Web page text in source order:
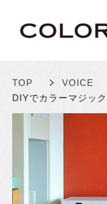
TOP > VOICE
DIYでカラーマジック